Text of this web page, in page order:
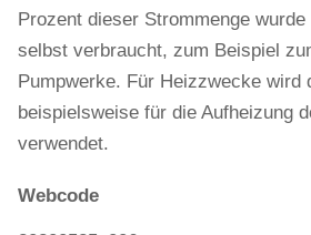
Prozent dieser Strommenge
selbst verbraucht, zum Beispiel
Pumpwerke. Für Heizzwecke wird
beispielsweise für die Aufheizung
verwendet.
Webcode